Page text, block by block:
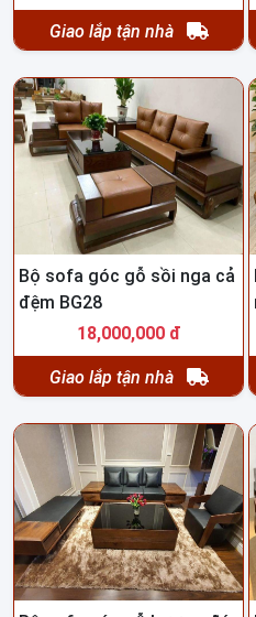
Giao lắp tận nhà
Bộ sofa góc gỗ sồi nga cả
đệm BG28
18,000,000 đ
Giao lắp tận nhà